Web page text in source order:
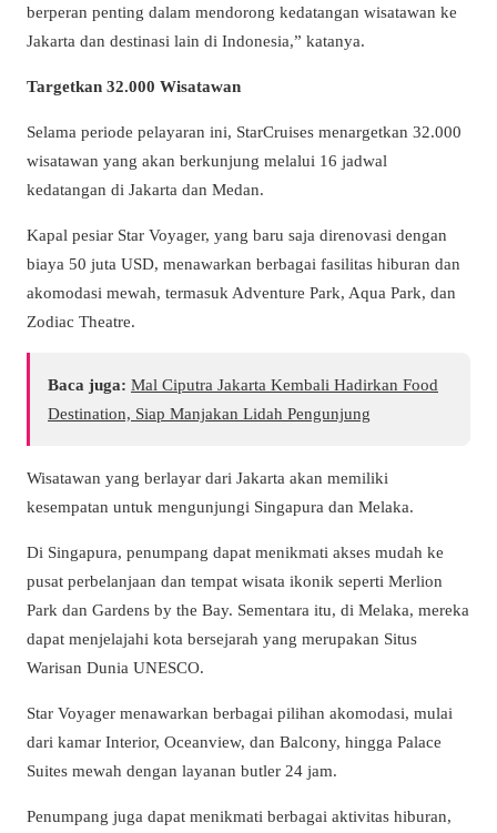
berperan penting dalam mendorong kedatangan wisatawan ke
Jakarta dan destinasi lain di Indonesia,” katanya.
Targetkan 32.000 Wisatawan
Selama periode pelayaran ini, StarCruises menargetkan 32.000
wisatawan yang akan berkunjung melalui 16 jadwal
kedatangan di Jakarta dan Medan.
Kapal pesiar Star Voyager, yang baru saja direnovasi dengan
biaya 50 juta USD, menawarkan berbagai fasilitas hiburan dan
akomodasi mewah, termasuk Adventure Park, Aqua Park, dan
Zodiac Theatre.
Baca juga: Mal Ciputra Jakarta Kembali Hadirkan Food
Destination, Siap Manjakan Lidah Pengunjung
Wisatawan yang berlayar dari Jakarta akan memiliki
kesempatan untuk mengunjungi Singapura dan Melaka.
Di Singapura, penumpang dapat menikmati akses mudah ke
pusat perbelanjaan dan tempat wisata ikonik seperti Merlion
Park dan Gardens by the Bay. Sementara itu, di Melaka, mereka
dapat menjelajahi kota bersejarah yang merupakan Situs
Warisan Dunia UNESCO.
Star Voyager menawarkan berbagai pilihan akomodasi, mulai
dari kamar Interior, Oceanview, dan Balcony, hingga Palace
Suites mewah dengan layanan butler 24 jam.
Penumpang juga dapat menikmati berbagai aktivitas hiburan,